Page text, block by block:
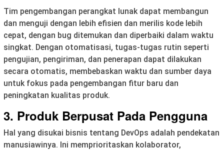
Tim pengembangan perangkat lunak dapat membangun
dan menguji dengan lebih efisien dan merilis kode lebih
cepat, dengan bug ditemukan dan diperbaiki dalam waktu
singkat. Dengan otomatisasi, tugas-tugas rutin seperti
pengujian, pengiriman, dan penerapan dapat dilakukan
secara otomatis, membebaskan waktu dan sumber daya
untuk fokus pada pengembangan fitur baru dan
peningkatan kualitas produk.
3. Produk Berpusat Pada Pengguna
Hal yang disukai bisnis tentang DevOps adalah pendekatan
manusiawinya. Ini memprioritaskan kolaborator,